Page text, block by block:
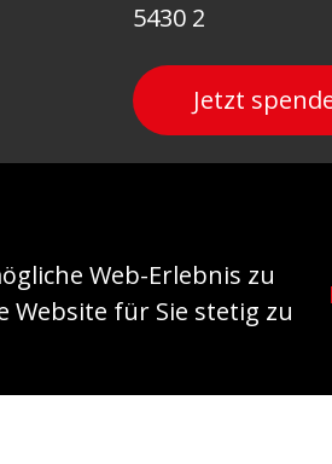
5430 2
Jetzt
Abonnieren
Web-Erlebnis zu
Website für Sie stetig zu